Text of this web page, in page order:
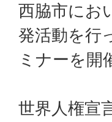
西脇市にお
発活動を行
ミナーを開
世界人権宣